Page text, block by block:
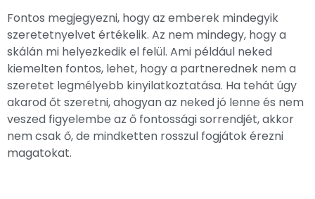
Fontos megjegyezni, hogy az emberek mindegyik
szeretetnyelvet értékelik. Az nem mindegy, hogy a
skálán mi helyezkedik el felül. Ami például neked
kiemelten fontos, lehet, hogy a partnerednek nem a
szeretet legmélyebb kinyilatkoztatása. Ha tehát úgy
akarod őt szeretni, ahogyan az neked jó lenne és nem
veszed figyelembe az ő fontossági sorrendjét, akkor
nem csak ő, de mindketten rosszul fogjátok érezni
magatokat.